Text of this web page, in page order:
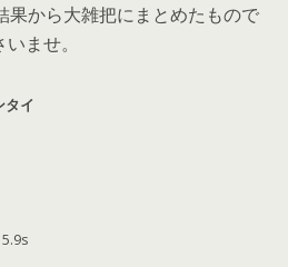
果から大雑把にまとめたもので
ませ。
タイ